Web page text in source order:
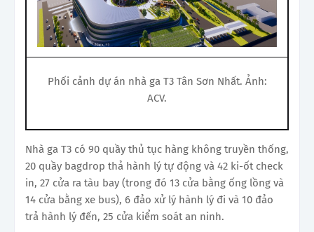
Phối cảnh dự án nhà ga T3 Tân Sơn Nhất. Ảnh:
ACV.
Nhà ga T3 có 90 quầy thủ tục hàng không truyền thống,
20 quầy bagdrop thả hành lý tự động và 42 ki-ốt check
in, 27 cửa ra tàu bay (trong đó 13 cửa bằng ống lồng và
14 cửa bằng xe bus), 6 đảo xử lý hành lý đi và 10 đảo
trả hành lý đến, 25 cửa kiểm soát an ninh.